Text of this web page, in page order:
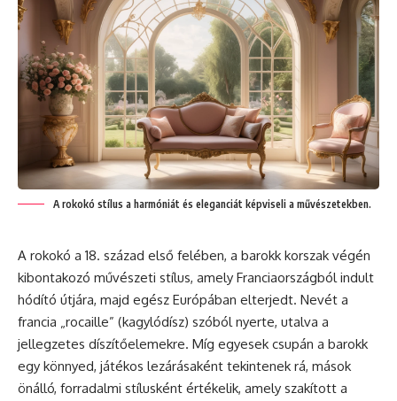
A rokokó stílus a harmóniát és eleganciát képviseli a művészetekben.
A rokokó a 18. század első felében, a barokk korszak végén
kibontakozó művészeti stílus, amely Franciaországból indult
hódító útjára, majd egész Európában elterjedt. Nevét a
francia „rocaille” (kagylódísz) szóból nyerte, utalva a
jellegzetes díszítőelemekre. Míg egyesek csupán a barokk
egy könnyed, játékos lezárásaként tekintenek rá, mások
önálló, forradalmi stílusként értékelik, amely szakított a